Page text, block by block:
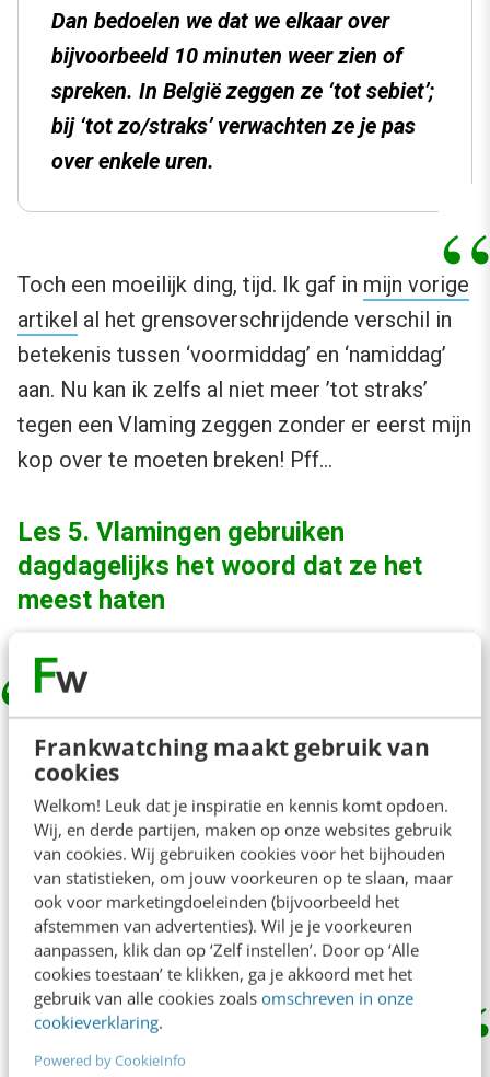
Frankwatching maakt gebruik van
cookies
Welkom! Leuk dat je inspiratie en kennis komt opdoen.
Wij, en derde partijen, maken op onze websites gebruik
van cookies. Wij gebruiken cookies voor het bijhouden
van statistieken, om jouw voorkeuren op te slaan, maar
ook voor marketingdoeleinden (bijvoorbeeld het
afstemmen van advertenties). Wil je je voorkeuren
aanpassen, klik dan op ‘Zelf instellen’. Door op ‘Alle
cookies toestaan’ te klikken, ga je akkoord met het
gebruik van alle cookies zoals omschreven in onze
cookieverklaring.
Powered by CookieInfo
Dan bedoelen we dat we elkaar over
bijvoorbeeld 10 minuten weer zien of
spreken. In België zeggen ze ‘tot sebiet’;
bij ‘tot zo/straks’ verwachten ze je pas
over enkele uren.
Toch een moeilijk ding, tijd. Ik gaf in mijn vorige
artikel al het grensoverschrijdende verschil in
betekenis tussen ‘voormiddag’ en ‘namiddag’
aan. Nu kan ik zelfs al niet meer ’tot straks’
tegen een Vlaming zeggen zonder er eerst mijn
kop over te moeten breken! Pff…
Les 5. Vlamingen gebruiken
dagdagelijks het woord dat ze het
meest haten
Sinds ik een aantal jaren geleden ook
voor Belgische (vooral Vlaamse) klanten
ging werken, merk ik dagdagelijks — nog
zo’n woord dat ik in Vlaanderen af en toe
tegenkom en in Nederland bijna nooit —
de boeiende, leuke en soms ook
grappige taalnuances.
Christiaan W. Lustig noemt in deze reactie het